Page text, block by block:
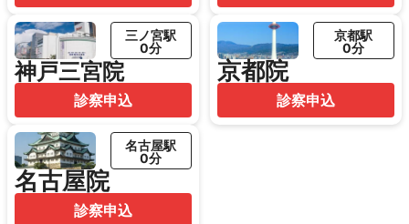
神戸三宮院
三ノ宮駅
0分
診察申込
京都院
京都駅
0分
診察申込
名古屋院
名古屋駅
0分
診察申込